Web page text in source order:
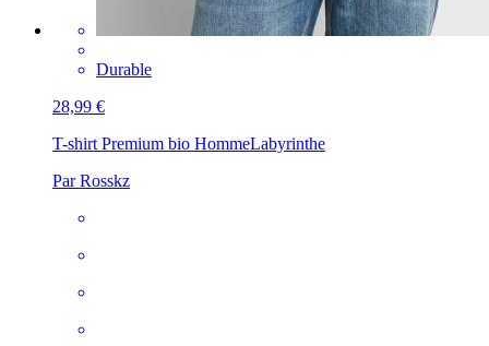
Durable
28,99 €
T-shirt Premium bio HommeLabyrinthe
Par Rosskz